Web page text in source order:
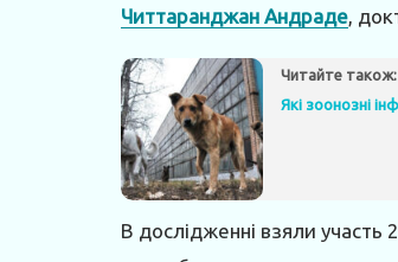
Читтаранджан Андраде,
Читайте також:
Які зоонозні
В дослідженні взяли участь